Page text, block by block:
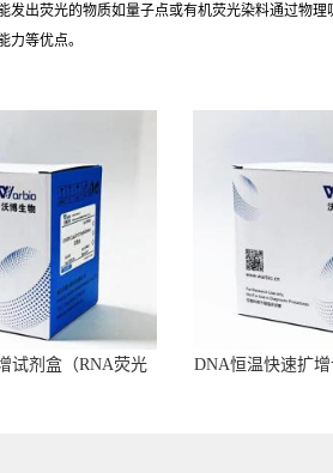
发出荧光的物质如量子点或有机荧光染料通过物
力等优点。
试剂盒（RNA荧光
DNA恒温快速扩